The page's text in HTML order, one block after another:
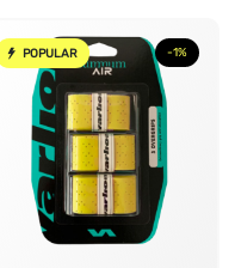
POPULAR -1%